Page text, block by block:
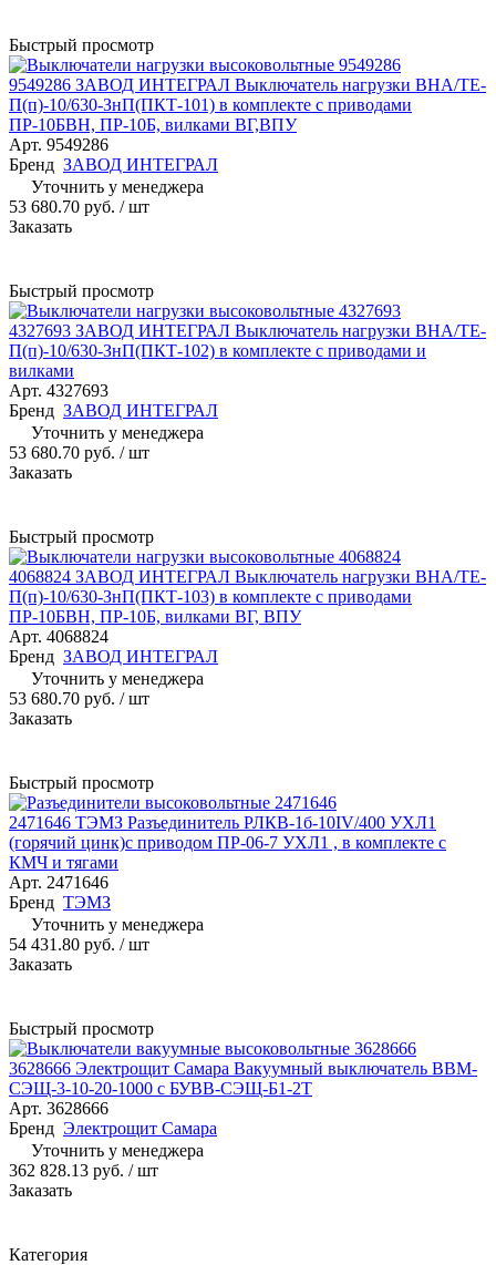
Быстрый просмотр
9549286 ЗАВОД ИНТЕГРАЛ Выключатель нагрузки ВНА/ТЕ-
П(п)-10/630-ЗнП(ПКТ-101) в комплекте с приводами
ПР-10БВН, ПР-10Б, вилками ВГ,ВПУ
Арт. 9549286
Бренд ЗАВОД ИНТЕГРАЛ
Уточнить у менеджера
53 680.70 руб. / шт
Заказать
Быстрый просмотр
4327693 ЗАВОД ИНТЕГРАЛ Выключатель нагрузки ВНА/ТЕ-
П(п)-10/630-ЗнП(ПКТ-102) в комплекте с приводами и
вилками
Арт. 4327693
Бренд ЗАВОД ИНТЕГРАЛ
Уточнить у менеджера
53 680.70 руб. / шт
Заказать
Быстрый просмотр
4068824 ЗАВОД ИНТЕГРАЛ Выключатель нагрузки ВНА/ТЕ-
П(п)-10/630-ЗнП(ПКТ-103) в комплекте с приводами
ПР-10БВН, ПР-10Б, вилками ВГ, ВПУ
Арт. 4068824
Бренд ЗАВОД ИНТЕГРАЛ
Уточнить у менеджера
53 680.70 руб. / шт
Заказать
Быстрый просмотр
2471646 ТЭМЗ Разъединитель РЛКВ-1б-10IV/400 УХЛ1
(горячий цинк)с приводом ПР-06-7 УХЛ1 , в комплекте с
КМЧ и тягами
Арт. 2471646
Бренд ТЭМЗ
Уточнить у менеджера
54 431.80 руб. / шт
Заказать
Быстрый просмотр
3628666 Электрощит Самара Вакуумный выключатель ВВМ-
СЭЩ-3-10-20-1000 с БУВВ-СЭЩ-Б1-2Т
Арт. 3628666
Бренд Электрощит Самара
Уточнить у менеджера
362 828.13 руб. / шт
Заказать
Категория